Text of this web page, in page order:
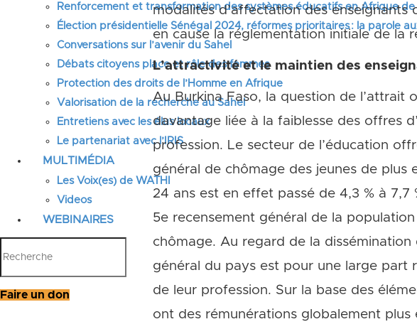
Renforcement et transformation des systèmes éducatifs en Afrique de
Élection présidentielle Sénégal 2024, réformes prioritaires : la parole
Conversations sur l’avenir du Sahel
Débats citoyens place et rôle des femmes
Protection des droits de l’Homme en Afrique
Valorisation de la recherche au Sahel
Entretiens avec les élus locaux
Le partenariat avec l’IRIS
MULTIMÉDIA
Les Voix(es) de WATHI
Videos
WEBINAIRES
Faire un don
modalités d’affectation des
en cause la réglementation initiale de la
L’attractivité et le maintien des
Au Burkina Faso, la question de l’attrait
davantage liée à la faiblesse des offres
profession. Le secteur de l’éducation
général de chômage des jeunes de plus
24 ans est en effet passé de 4,3 % à
5e recensement général de la
chômage. Au regard de la dissémination
général du pays est pour une large part
de leur profession. Sur la base des
ont des rémunérations globalement plus